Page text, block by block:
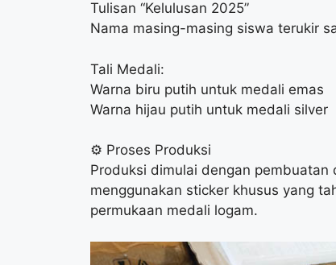
Tulisan “Kelulusan 2025”
Nama masing-masing siswa terukir
Tali Medali:
Warna biru putih untuk medali emas
Warna hijau putih untuk medali silver
⚙️ Proses Produksi
Produksi dimulai dengan
menggunakan sticker khusus yang
permukaan medali logam.